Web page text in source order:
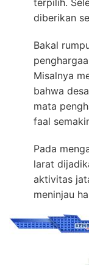
diberikan
Bakal
Misalnya
bahwa
mata
faal
Pada
larat
aktivitas
meninjau